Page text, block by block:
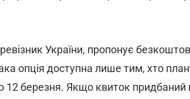
України, пропонує
опція доступна лише тим, хто
12 березня. Якщо квиток